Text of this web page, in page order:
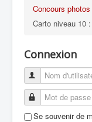
TOUT SUR
ALPINISME
SKI DE
Concours
Carto niveau 10
Connexion
Se souvenir de